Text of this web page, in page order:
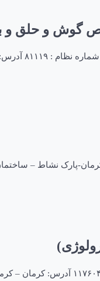
گوش و حلق و